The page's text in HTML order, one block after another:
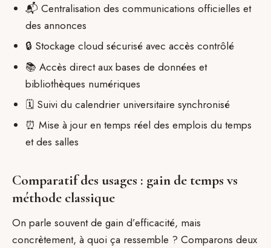
📬 Centralisation des communications officielles et
des annonces
🔒 Stockage cloud sécurisé avec accès contrôlé
📚 Accès direct aux bases de données et
bibliothèques numériques
🗓️ Suivi du calendrier universitaire synchronisé
⏰ Mise à jour en temps réel des emplois du temps
et des salles
Comparatif des usages : gain de temps vs
méthode classique
On parle souvent de gain d’efficacité, mais
concrètement, à quoi ça ressemble ? Comparons deux